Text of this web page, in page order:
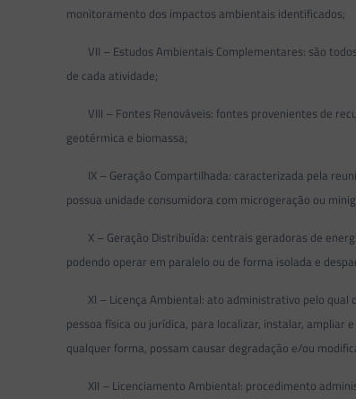
monitoramento dos impactos ambientais identificados;
VII – Estudos Ambientais Complementares: são
de cada atividade;
VIII – Fontes Renováveis: fontes provenientes de
geotérmica e biomassa;
IX – Geração Compartilhada: caracterizada pela
possua unidade consumidora com microgeração ou
X – Geração Distribuída: centrais geradoras de
podendo operar em paralelo ou de forma isolada e
XI – Licença Ambiental: ato administrativo pelo qual
pessoa física ou jurídica, para localizar, instalar,
qualquer forma, possam causar degradação e/ou
XII – Licenciamento Ambiental: procedimento